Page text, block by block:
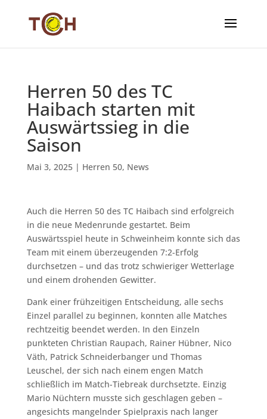
Herren 50 des TC
Haibach starten mit
Auswärtssieg in die
Saison
Mai 3, 2025| Herren 50, News
Auch die Herren 50 des TC Haibach sind erfolgreich
in die neue Medenrunde gestartet. Beim
Auswärtsspiel heute in Schweinheim konnte sich das
Team mit einem überzeugenden 7:2-Erfolg
durchsetzen – und das trotz schwieriger Wetterlage
und einem drohenden Gewitter.
Dank einer frühzeitigen Entscheidung, alle sechs
Einzel parallel zu beginnen, konnten alle Matches
rechtzeitig beendet werden. In den Einzeln
punkteten Christian Raupach, Rainer Hübner, Nico
Väth, Patrick Schneiderbanger und Thomas
Leuschel, der sich nach einem engen Match
schließlich im Match-Tiebreak durchsetzte. Einzig
Mario Nüchtern musste sich geschlagen geben –
angesichts mangelnder Spielpraxis nach langer